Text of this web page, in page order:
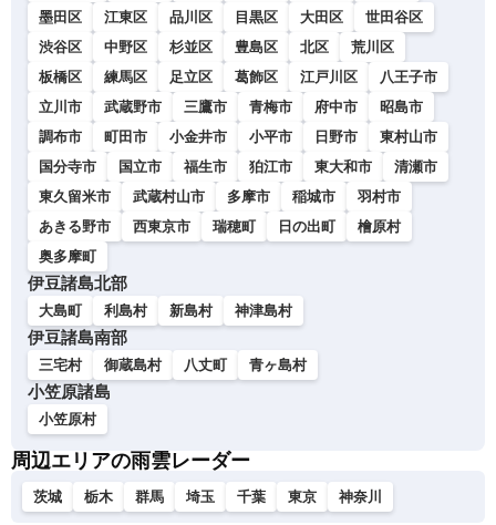
墨田区
江東区 品川区 目黒区 大田区
世田谷区
渋谷区
中野区 杉並区 豊島区 北区
荒川区
板橋区
練馬区 足立区 葛飾区 江戸川区
八王子市
立川市
武蔵野市 三鷹市 青梅市 府中市
昭島市
調布市
町田市 小金井市 小平市 日野市
東村山市
国分寺市
国立市 福生市 狛江市 東大和市
清瀬市
東久留米市
武蔵村山市 多摩市 稲城市
羽村市
あきる野市
西東京市 瑞穂町 日の出町
檜原村
奥多摩町
伊豆諸島北部
大島町 利島村 新島村 神津島村
伊豆諸島南部
三宅村 御蔵島村 八丈町 青ヶ島村
小笠原諸島
小笠原村
周辺エリアの雨雲レーダー
茨城 栃木 群馬 埼玉 千葉 東京 神奈川